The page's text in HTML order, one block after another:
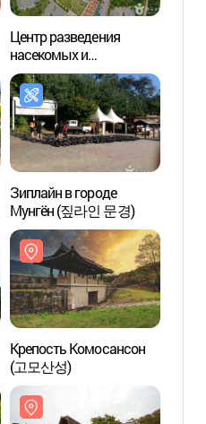
Центр разведения
насекомых и
производства коконной
нити (잠사곤충사업장)
Зиплайн в городе
Мунгён (짚라인 문경)
Крепость Комосансон
(고모산성)